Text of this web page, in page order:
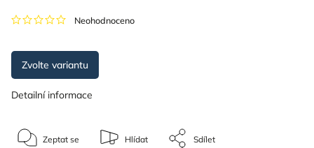
Neohodnoceno
Zvolte variantu
Detailní informace
Zeptat se Hlídat Sdílet